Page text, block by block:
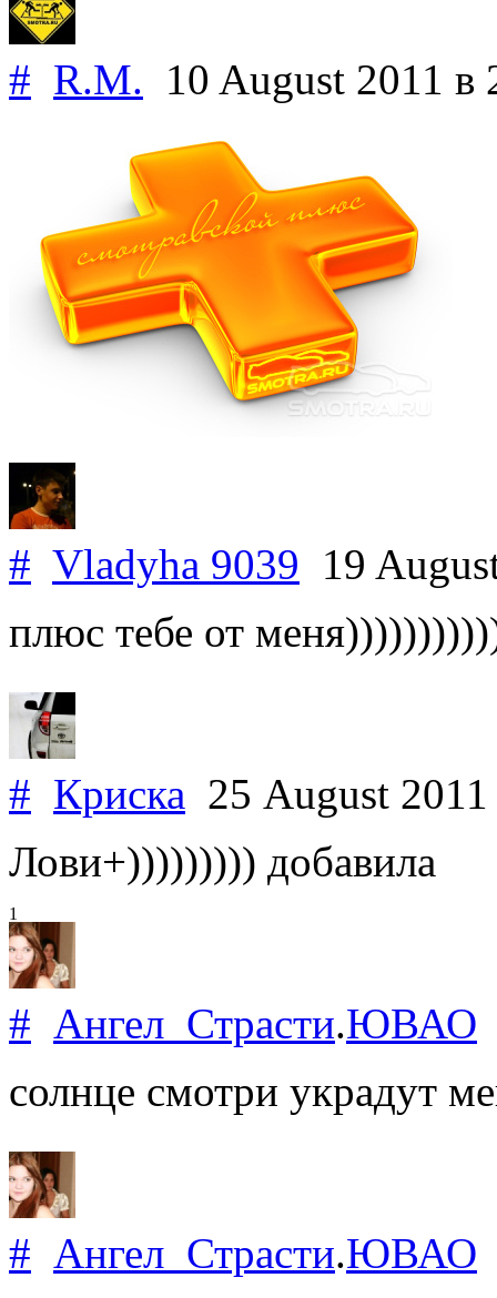
# R.M. 10 August 2011 в
# Vladyha 9039 19
плюс тебе от
# Криска 25 August
Лови+))))))))) добавила
1
# Ангел_Страсти.ЮВАО
солнце смотри украдут
# Ангел_Страсти.ЮВАО